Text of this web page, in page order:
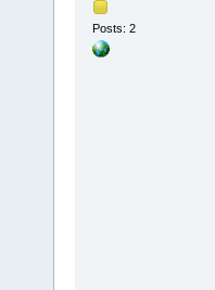
Posts: 2